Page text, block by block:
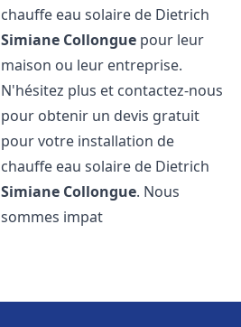
chauffe eau solaire de Dietrich
Simiane Collongue pour leur
maison ou leur entreprise.
N'hésitez plus et contactez-nous
pour obtenir un devis gratuit
pour votre installation de
chauffe eau solaire de Dietrich
Simiane Collongue. Nous
sommes impat